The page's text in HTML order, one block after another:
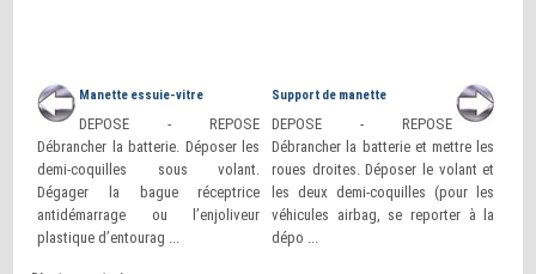
Manette essuie-vitre
DEPOSE - REPOSE
Débrancher la batterie. Déposer les
demi-coquilles sous volant.
Dégager la bague réceptrice
antidémarrage ou l’enjoliveur
plastique d’entourag ...
Support de manette
DEPOSE - REPOSE
Débrancher la batterie et mettre les
roues droites. Déposer le volant et
les deux demi-coquilles (pour les
véhicules airbag, se reporter à la
dépo ...